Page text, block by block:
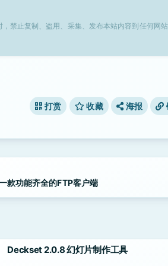
禁止复制、盗用、采集、发布本站内容到任何网
打赏 收藏 海报
款功能齐全的FTP客户端
Deckset 2.0.8 幻灯片制作工具